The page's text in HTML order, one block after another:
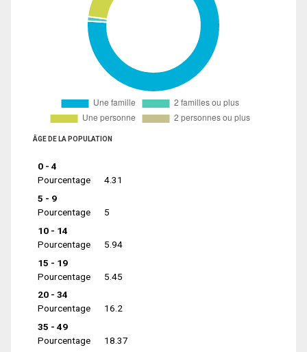
ÂGE DE LA POPULATION
0 - 4
Pourcentage
4.31
5 - 9
Pourcentage
5
10 - 14
Pourcentage
5.94
15 - 19
Pourcentage
5.45
20 - 34
Pourcentage
16.2
35 - 49
Pourcentage
18.37